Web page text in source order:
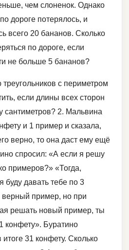
чем слоненок. Однако
дороге потерялось, и
всего 20 бананов. Сколько
по дороге, если
не больше 5 бананов?
треугольников с периметром
если длины всех сторон
сантиметров? 2. Мальвина
и 1 пример и сказала,
верно, то она даст ему ещё
спросил: «А если я решу
примеров?» «Тогда,
буду давать тебе по 3
пример, но при
решать новый пример, ты
конфету». Буратино
итоге 31 конфету. Сколько